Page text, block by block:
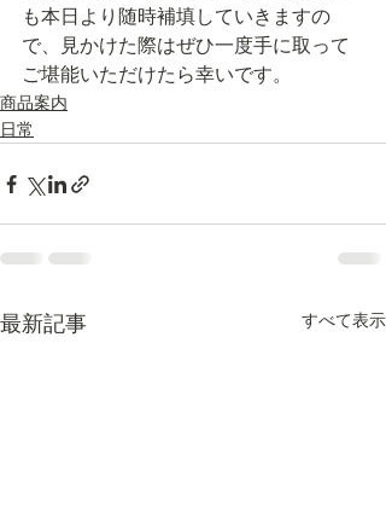
も本日より随時補填していきますの
で、見かけた際はぜひ一度手に取って
ご堪能いただけたら幸いです。
商品案内
日常
最新記事 すべて表示